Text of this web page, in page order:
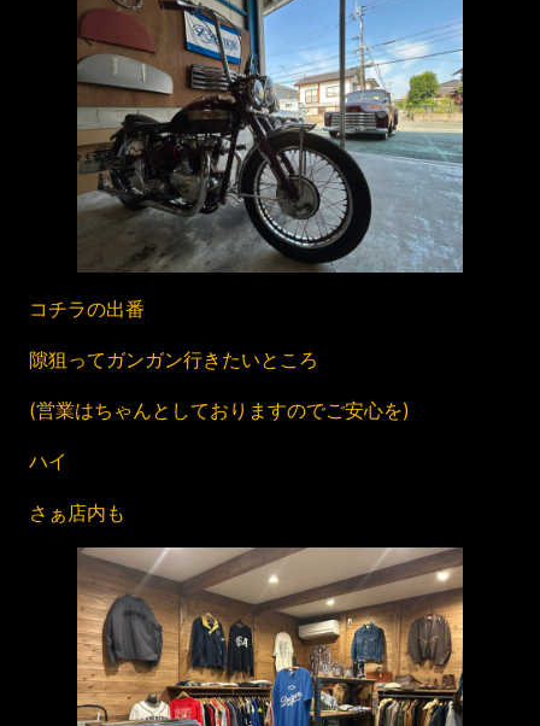
コチラの出番
隙狙ってガンガン行きたいところ
(営業はちゃんとしておりますのでご安心を)
ハイ
さぁ店内も